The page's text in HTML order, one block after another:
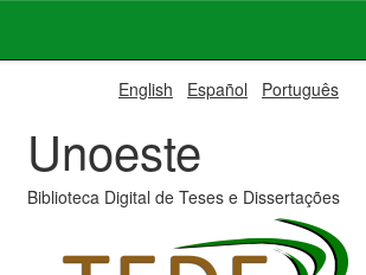
English Español Português
Unoeste
Biblioteca Digital de Teses e Dissertações